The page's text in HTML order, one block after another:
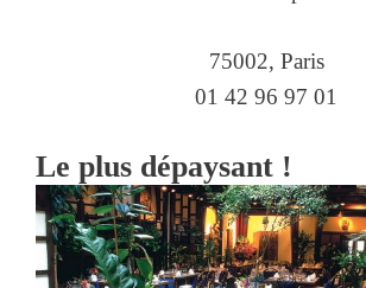
75002, Paris
01 42 96 97 01
Le plus dépaysant !